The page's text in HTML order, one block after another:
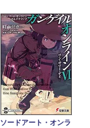
ソードアート・オンラ